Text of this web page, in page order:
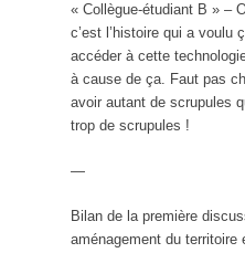
« Collègue-étudiant B » –
c’est l’histoire qui a voulu
accéder à cette
à cause de ça. Faut pas
avoir autant de scrupules
trop de scrupules !
—
Bilan de la première
aménagement du territoire